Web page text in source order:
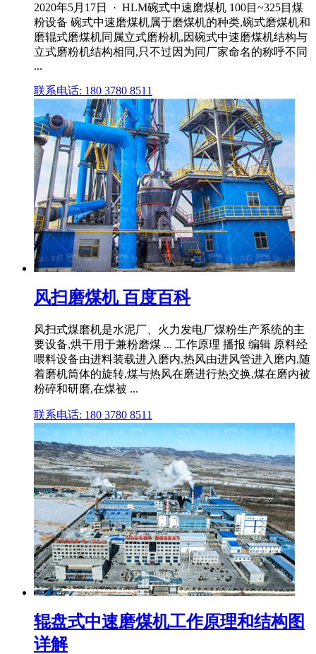
2020年5月17日 · HLM碗式中速磨煤机 100目~325目煤
粉设备 碗式中速磨煤机属于磨煤机的种类,碗式磨煤机和
磨辊式磨煤机同属立式磨粉机,因碗式中速磨煤机结构与
立式磨粉机结构相同,只不过因为同厂家命名的称呼不同
...
联系电话: 180 3780 8511
风扫磨煤机 百度百科
风扫式煤磨机是水泥厂、火力发电厂煤粉生产系统的主
要设备,烘干用于兼粉磨煤 ... 工作原理 播报 编辑 原料经
喂料设备由进料装载进入磨内,热风由进风管进入磨内,随
着磨机筒体的旋转,煤与热风在磨进行热交换,煤在磨内被
粉碎和研磨,在煤被 ...
联系电话: 180 3780 8511
辊盘式中速磨煤机工作原理和结构图
详解